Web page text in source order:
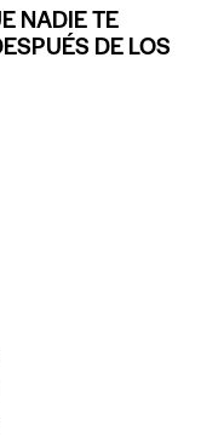
NADIE TE
DE LOS